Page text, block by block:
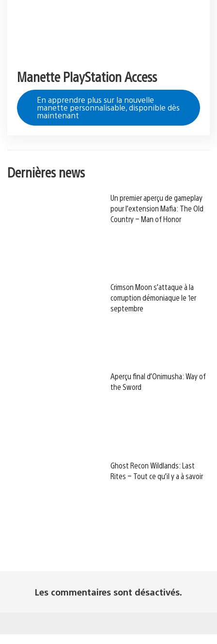
Manette PlayStation Access
En apprendre plus sur la nouvelle
manette personnalisable, disponible dès
maintenant
Dernières news
Un premier aperçu de gameplay
pour l’extension Mafia: The Old
Country – Man of Honor
Crimson Moon s’attaque à la
corruption démoniaque le 1er
septembre
Aperçu final d’Onimusha: Way of
the Sword
Ghost Recon Wildlands: Last
Rites – Tout ce qu’il y a à savoir
Les commentaires sont désactivés.